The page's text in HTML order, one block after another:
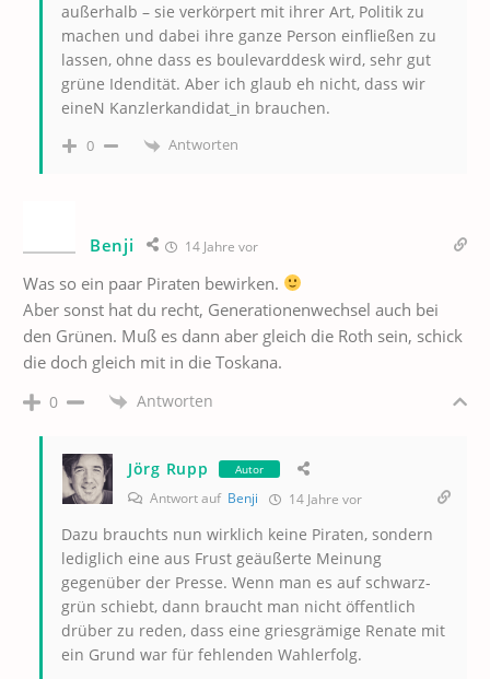
außerhalb – sie verkörpert mit ihrer Art, Politik zu
machen und dabei ihre ganze Person einfließen zu
lassen, ohne dass es boulevarddesk wird, sehr gut
grüne Idendität. Aber ich glaub eh nicht, dass wir
eineN Kanzlerkandidat_in brauchen.
0 Antworten
Benji 14 Jahre vor
Was so ein paar Piraten bewirken.
Aber sonst hat du recht, Generationenwechsel auch bei
den Grünen. Muß es dann aber gleich die Roth sein, schick
die doch gleich mit in die Toskana.
0 Antworten
Jörg Rupp Autor
Antwort auf Benji 14 Jahre vor
Dazu brauchts nun wirklich keine Piraten, sondern
lediglich eine aus Frust geäußerte Meinung
gegenüber der Presse. Wenn man es auf schwarz-
grün schiebt, dann braucht man nicht öffentlich
drüber zu reden, dass eine griesgrämige Renate mit
ein Grund war für fehlenden Wahlerfolg.